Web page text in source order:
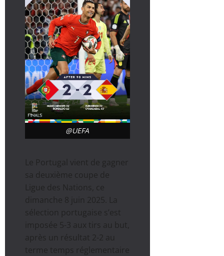
@UEFA
Le Portugal vient de gagner
sa deuxième coupe de
Ligue des Nations, ce
dimanche 8 juin 2025. La
sélection portugaise s’est
imposée 5-3 aux tirs au but,
après un résultat 2-2 au
terme temps réglementaire